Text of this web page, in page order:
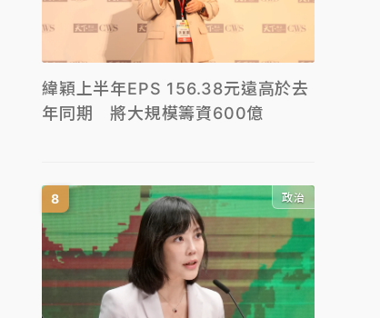
緯穎上半年EPS 156.38元遠高於去
年同期 將大規模籌資600億
政治